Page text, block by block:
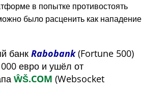
в попытке противостоять
было расценить как нападение
банк Rabobank(Fortune 500)
000 евро и ушёл от
ŴŠ.COM (Websocket